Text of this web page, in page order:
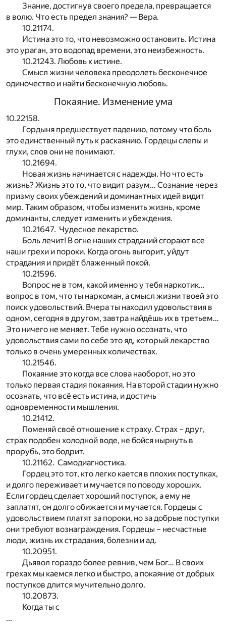
Знание, достигнув своего предела, превращается
в волю. Что есть предел знания? — Вера.
10.21174.
Истина это то, что невозможно остановить. Истина
это ураган, это водопад времени, это неизбежность.
10.21243. Любовь к истине.
Смысл жизни человека преодолеть бесконечное
одиночество и найти бесконечную любовь.
Покаяние. Изменение ума
10.22158.
Гордыня предшествует падению, потому что боль
это единственный путь к раскаянию. Гордецы слепы и
глухи, слов они не понимают.
10.21694.
Новая жизнь начинается с надежды. Но что есть
жизнь? Жизнь это то, что видит разум… Сознание через
призму своих убеждений и доминантных идей видит
мир. Таким образом, чтобы изменить жизнь, кроме
доминанты, следует изменить и убеждения.
10.21647. Чудесное лекарство.
Боль лечит! В огне наших страданий сгорают все
наши грехи и пороки. Когда огонь выгорит, уйдут
страдания и придёт блаженный покой.
10.21596.
Вопрос не в том, какой именно у тебя наркотик…
вопрос в том, что ты наркоман, а смысл жизни твоей это
поиск удовольствий. Вчера ты находил удовольствия в
одном, сегодня в другом, завтра найдёшь их в третьем…
Это ничего не меняет. Тебе нужно осознать, что
удовольствия сами по себе это яд, который лекарство
только в очень умеренных количествах.
10.21546.
Покаяние это когда все слова наоборот, но это
только первая стадия покаяния. На второй стадии нужно
осознать, что всё есть истина, и достичь
одновременности мышления.
10.21412.
Поменяй своё отношение к страху. Страх – друг,
страх подобен холодной воде, не бойся нырнуть в
прорубь, это бодрит.
10.21162. Самодиагностика.
Гордец это тот, кто легко кается в плохих поступках,
и долго переживает и мучается по поводу хороших.
Если гордец сделает хороший поступок, а ему не
заплатят, он долго обижается и мучается. Гордецы с
удовольствием платят за пороки, но за добрые поступки
они требуют вознаграждения. Гордецы – несчастные
люди, жизнь их страдания, болезни и ад.
10.20951.
Дьявол гораздо более ревнив, чем Бог… В своих
грехах мы каемся легко и быстро, а покаяние от добрых
поступков длится мучительно долго.
10.20873.
Когда ты с
...